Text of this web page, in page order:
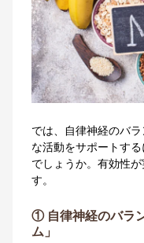
では、自律神経のバ
な活動をサポートす
でしょうか。有効性
す。
① 自律神経のバラ
ム」